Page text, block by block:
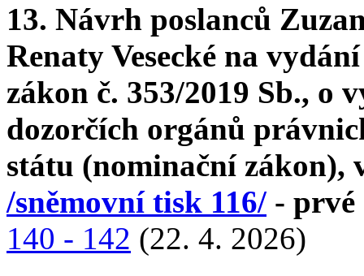
13. Návrh poslanců
Renaty Vesecké na
zákon č. 353/2019 Sb., o
dozorčích orgánů
státu (nominační zákon),
/sněmovní tisk 116/ - prvé
140 - 142 (22. 4. 2026)